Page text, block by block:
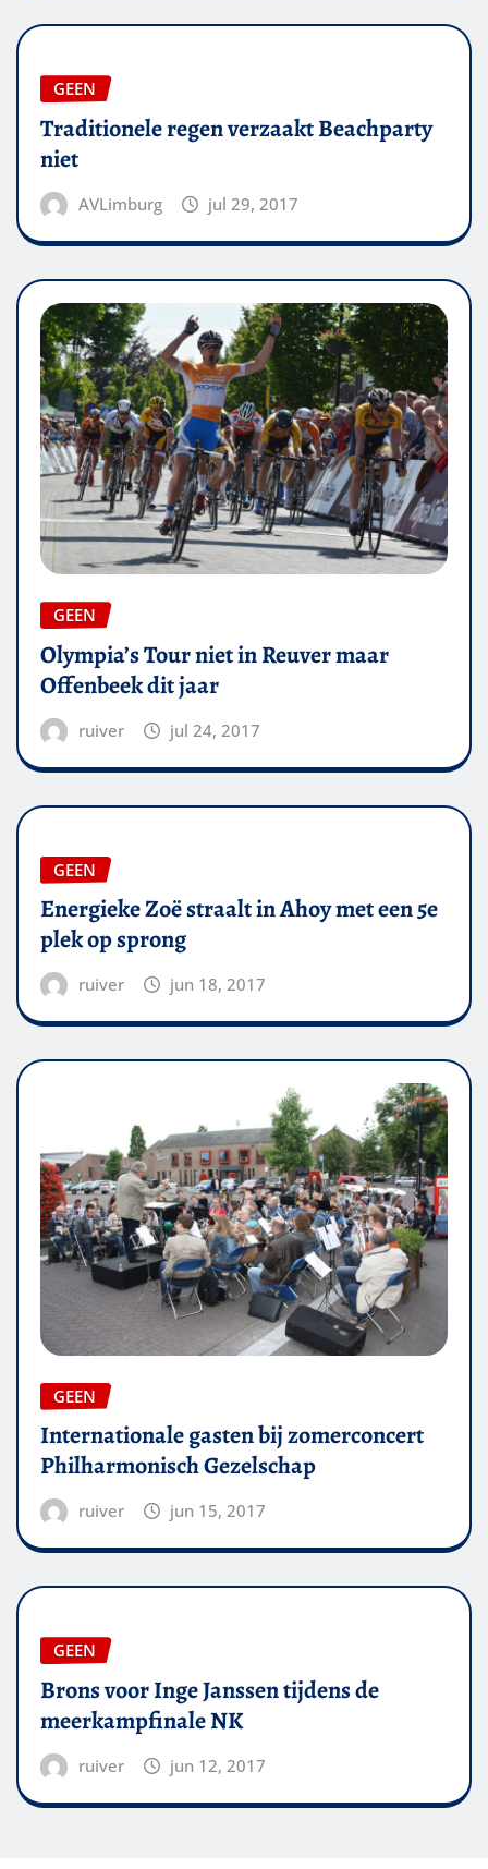
GEEN
Traditionele regen verzaakt Beachparty
niet
AVLimburg jul 29, 2017
GEEN
Olympia’s Tour niet in Reuver maar
Offenbeek dit jaar
ruiver jul 24, 2017
GEEN
Energieke Zoë straalt in Ahoy met een 5e
plek op sprong
ruiver jun 18, 2017
GEEN
Internationale gasten bij zomerconcert
Philharmonisch Gezelschap
ruiver jun 15, 2017
GEEN
Brons voor Inge Janssen tijdens de
meerkampfinale NK
ruiver jun 12, 2017